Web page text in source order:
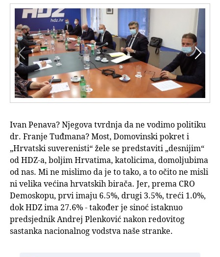


Ivan Penava? Njegova tvrdnja da ne vodimo politiku
dr. Franje Tuđmana? Most, Domovinski pokret i
„Hrvatski suverenisti“ žele se predstaviti „desnijim“
od HDZ-a, boljim Hrvatima, katolicima, domoljubima
od nas. Mi ne mislimo da je to tako, a to očito ne misli
ni velika većina hrvatskih birača. Jer, prema CRO
Demoskopu, prvi imaju 6.5%, drugi 3.5%, treći 1.0%,
dok HDZ ima 27.6% - također je sinoć istaknuo
predsjednik Andrej Plenković nakon redovitog
sastanka nacionalnog vodstva naše stranke.